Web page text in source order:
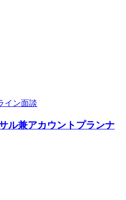
イン面談
ル兼アカウントプランナ